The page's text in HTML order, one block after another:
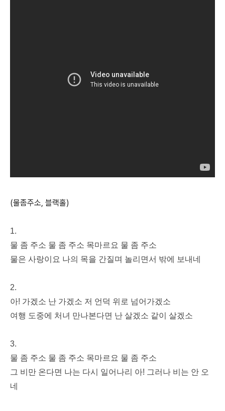
(물좀주소, 블랙홀)
1.
물 좀 주소 물 좀 주소 목마르요 물 좀 주소
물은 사랑이요 나의 목을 간질며 놀리면서 밖에 보내네
2.
아! 가겠소 난 가겠소 저 언덕 위로 넘어가겠소
여행 도중에 처녀 만나본다면 난 살겠소 같이 살겠소
3.
물 좀 주소 물 좀 주소 목마르요 물 좀 주소
그 비만 온다면 나는 다시 일어나리 아! 그러나 비는 안 오
네